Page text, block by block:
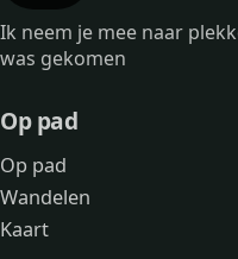
Ik neem je mee naar
was gekomen
Op pad
Op pad
Wandelen
Kaart